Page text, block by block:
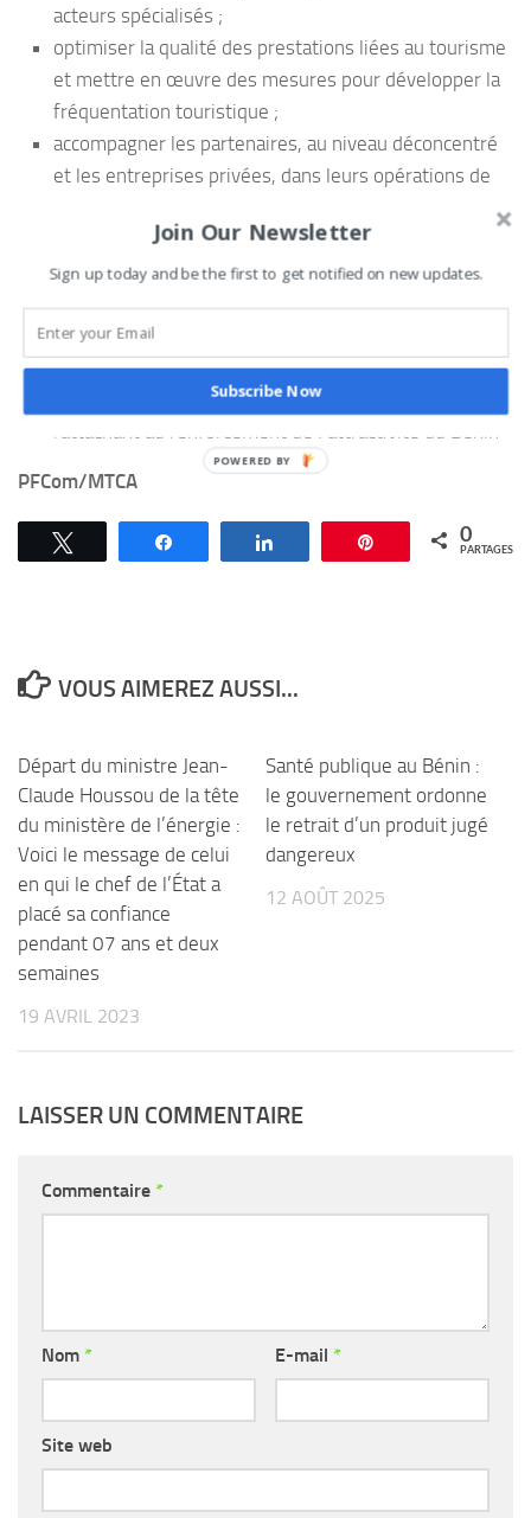
acteurs spécialisés ;
optimiser la qualité des prestations liées au tourisme
et mettre en œuvre des mesures pour développer la
fréquentation touristique ;
accompagner les partenaires, au niveau déconcentré
et les entreprises privées, dans leurs opérations de
comme à l’international ;
veiller à la qualité de l’offre touristique à travers le
classement et la labellisation des produits et services
liés au tourisme, l’immatriculation des opérateurs
mais également le suivi et la promotion de labels ;
assurer la coordination des opérations ou activités se
rattachant au renforcement de l’attractivité du Bénin
PFCom/MTCA
Épingle 0
PARTAGES
VOUS AIMEREZ AUSSI...
Départ du ministre Jean-
Claude Houssou de la tête
du ministère de l’énergie :
Voici le message de celui
en qui le chef de l’État a
placé sa confiance
pendant 07 ans et deux
semaines
19 AVRIL 2023
Santé publique au Bénin :
le gouvernement ordonne
le retrait d’un produit jugé
dangereux
12 AOÛT 2025
LAISSER UN COMMENTAIRE
Commentaire *
Nom * E-mail *
Site web
Join Our Newsletter
Sign up today and be the first to get notified on new updates.
Subscribe Now